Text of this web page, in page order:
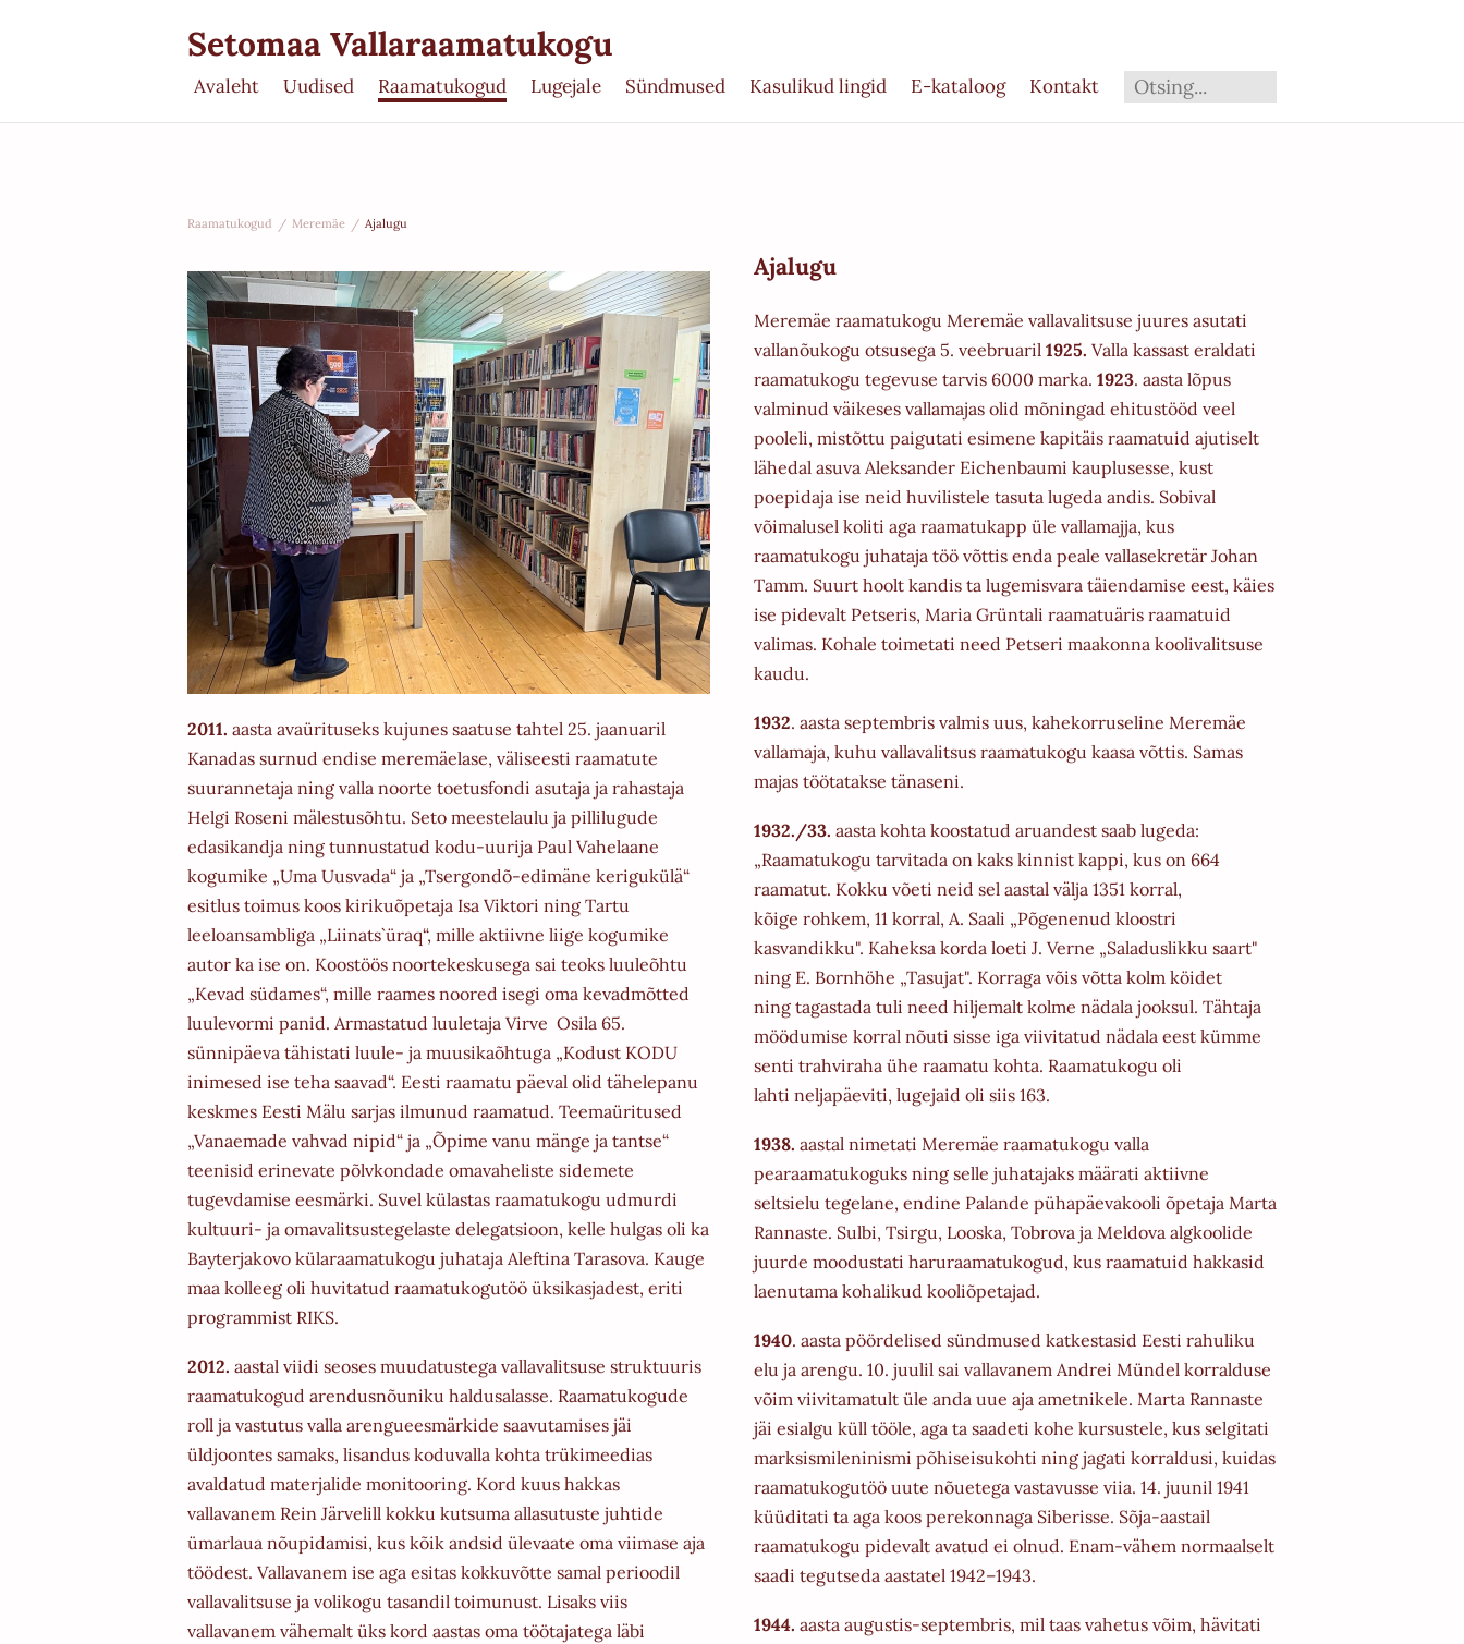
Setomaa Vallaraamatukogu
Avaleht Uudised Raamatukogud Lugejale Sündmused Kasulikud lingid E-kataloog Kontakt
Raamatukogud / Meremäe / Ajalugu
2011. aasta avaürituseks kujunes saatuse tahtel 25. jaanuaril
Kanadas surnud endise meremäelase, väliseesti raamatute
suurannetaja ning valla noorte toetusfondi asutaja ja rahastaja
Helgi Roseni mälestusõhtu. Seto meestelaulu ja pillilugude
edasikandja ning tunnustatud kodu-uurija Paul Vahelaane
kogumike „Uma Uusvada“ ja „Tsergondõ-edimäne kerigukülä“
esitlus toimus koos kirikuõpetaja Isa Viktori ning Tartu
leeloansambliga „Liinats`üraq“, mille aktiivne liige kogumike
autor ka ise on. Koostöös noortekeskusega sai teoks luuleõhtu
„Kevad südames“, mille raames noored isegi oma kevadmõtted
luulevormi panid. Armastatud luuletaja Virve Osila 65.
sünnipäeva tähistati luule- ja muusikaõhtuga „Kodust KODU
inimesed ise teha saavad“. Eesti raamatu päeval olid tähelepanu
keskmes Eesti Mälu sarjas ilmunud raamatud. Teemaüritused
„Vanaemade vahvad nipid“ ja „Õpime vanu mänge ja tantse“
teenisid erinevate põlvkondade omavaheliste sidemete
tugevdamise eesmärki. Suvel külastas raamatukogu udmurdi
kultuuri- ja omavalitsustegelaste delegatsioon, kelle hulgas oli ka
Bayterjakovo külaraamatukogu juhataja Aleftina Tarasova. Kauge
maa kolleeg oli huvitatud raamatukogutöö üksikasjadest, eriti
programmist RIKS.
2012. aastal viidi seoses muudatustega vallavalitsuse struktuuris
raamatukogud arendusnõuniku haldusalasse. Raamatukogude
roll ja vastutus valla arengueesmärkide saavutamises jäi
üldjoontes samaks, lisandus koduvalla kohta trükimeedias
avaldatud materjalide monitooring. Kord kuus hakkas
vallavanem Rein Järvelill kokku kutsuma allasutuste juhtide
ümarlaua nõupidamisi, kus kõik andsid ülevaate oma viimase aja
töödest. Vallavanem ise aga esitas kokkuvõtte samal perioodil
vallavalitsuse ja volikogu tasandil toimunust. Lisaks viis
vallavanem vähemalt üks kord aastas oma töötajatega läbi
Ajalugu
Meremäe raamatukogu Meremäe vallavalitsuse juures asutati
vallanõukogu otsusega 5. veebruaril 1925. Valla kassast eraldati
raamatukogu tegevuse tarvis 6000 marka. 1923. aasta lõpus
valminud väikeses vallamajas olid mõningad ehitustööd veel
pooleli, mistõttu paigutati esimene kapitäis raamatuid ajutiselt
lähedal asuva Aleksander Eichenbaumi kauplusesse, kust
poepidaja ise neid huvilistele tasuta lugeda andis. Sobival
võimalusel koliti aga raamatukapp üle vallamajja, kus
raamatukogu juhataja töö võttis enda peale vallasekretär Johan
Tamm. Suurt hoolt kandis ta lugemisvara täiendamise eest, käies
ise pidevalt Petseris, Maria Grüntali raamatuäris raamatuid
valimas. Kohale toimetati need Petseri maakonna koolivalitsuse
kaudu.
1932. aasta septembris valmis uus, kahekorruseline Meremäe
vallamaja, kuhu vallavalitsus raamatukogu kaasa võttis. Samas
majas töötatakse tänaseni.
1932./33. aasta kohta koostatud aruandest saab lugeda:
„Raamatukogu tarvitada on kaks kinnist kappi, kus on 664
raamatut. Kokku võeti neid sel aastal välja 1351 korral,
kõige rohkem, 11 korral, A. Saali „Põgenenud kloostri
kasvandikku". Kaheksa korda loeti J. Verne „Saladuslikku saart"
ning E. Bornhöhe „Tasujat". Korraga võis võtta kolm köidet
ning tagastada tuli need hiljemalt kolme nädala jooksul. Tähtaja
möödumise korral nõuti sisse iga viivitatud nädala eest kümme
senti trahviraha ühe raamatu kohta. Raamatukogu oli
lahti neljapäeviti, lugejaid oli siis 163.
1938. aastal nimetati Meremäe raamatukogu valla
pearaamatukoguks ning selle juhatajaks määrati aktiivne
seltsielu tegelane, endine Palande pühapäevakooli õpetaja Marta
Rannaste. Sulbi, Tsirgu, Looska, Tobrova ja Meldova algkoolide
juurde moodustati haruraamatukogud, kus raamatuid hakkasid
laenutama kohalikud kooliõpetajad.
1940. aasta pöördelised sündmused katkestasid Eesti rahuliku
elu ja arengu. 10. juulil sai vallavanem Andrei Mündel korralduse
võim viivitamatult üle anda uue aja ametnikele. Marta Rannaste
jäi esialgu küll tööle, aga ta saadeti kohe kursustele, kus selgitati
marksismileninismi põhiseisukohti ning jagati korraldusi, kuidas
raamatukogutöö uute nõuetega vastavusse viia. 14. juunil 1941
küüditati ta aga koos perekonnaga Siberisse. Sõja-aastail
raamatukogu pidevalt avatud ei olnud. Enam-vähem normaalselt
saadi tegutseda aastatel 1942–1943.
1944. aasta augustis-septembris, mil taas vahetus võim, hävitati